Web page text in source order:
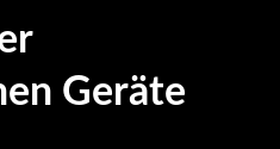
Geräte